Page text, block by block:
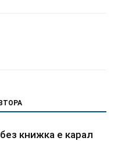
книжка е карал